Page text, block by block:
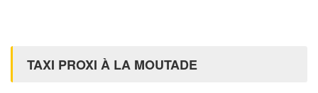
TAXI PROXI À LA MOUTADE